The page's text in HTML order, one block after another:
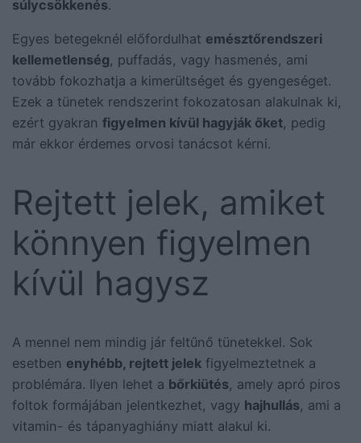
súlycsökkenés.
Egyes betegeknél előfordulhat emésztőrendszeri
kellemetlenség, puffadás, vagy hasmenés, ami
tovább fokozhatja a kimerültséget és gyengeséget.
Ezek a tünetek rendszerint fokozatosan alakulnak ki,
ezért gyakranfigyelmen kívül hagyják őket, pedig
már ekkor érdemes orvosi tanácsot kérni.
Rejtett jelek, amiket
könnyen figyelmen
kívül hagysz
A mennel nem mindig jár feltűnő tünetekkel. Sok
esetben enyhébb, rejtett jelek figyelmeztetnek a
problémára. Ilyen lehet a bőrkiütés, amely apró piros
foltok formájában jelentkezhet, vagy hajhullás, ami a
vitamin- és tápanyaghiány miatt alakul ki.